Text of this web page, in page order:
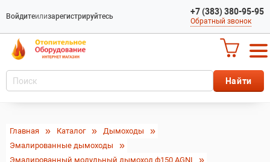
Войдитеилизарегистрируйтесь +7 (383) 380-95-95
Обратный звонок
Главная Каталог
Дымоходы
Эмалированные дымоходы
Эмалированный модульный дымоход ф150 AGNI